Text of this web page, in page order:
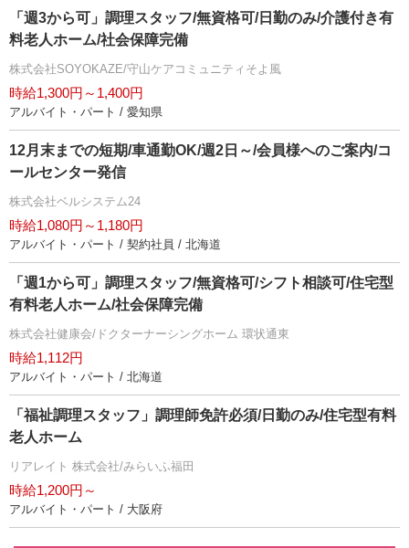
「週3から可」調理スタッフ/無資格可/日勤のみ/介護付き有
料老人ホーム/社会保障完備
株式会社SOYOKAZE/守山ケアコミュニティそよ風
時給1,300円～1,400円
アルバイト・パート / 愛知県
12月末までの短期/車通勤OK/週2日～/会員様へのご案内/コ
ールセンター発信
株式会社ベルシステム24
時給1,080円～1,180円
アルバイト・パート / 契約社員 / 北海道
「週1から可」調理スタッフ/無資格可/シフト相談可/住宅型
有料老人ホーム/社会保障完備
株式会社健康会/ドクターナーシングホーム 環状通東
時給1,112円
アルバイト・パート / 北海道
「福祉調理スタッフ」調理師免許必須/日勤のみ/住宅型有料
老人ホーム
リアレイト 株式会社/みらいふ福田
時給1,200円～
アルバイト・パート / 大阪府